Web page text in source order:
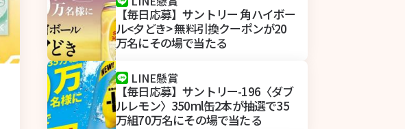
【毎日応募】サントリー 角ハイボー
ル<夕どき> 無料引換クーポンが20
万名にその場で当たる
LINE懸賞
【毎日応募】サントリー-196〈ダブ
ルレモン〉350ml缶2本が抽選で35
万組70万名にその場で当たる